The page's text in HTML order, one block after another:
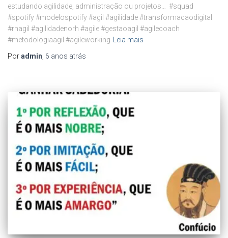
estudando agilidade, administração ou projetos… #squad
#spotify #modelospotify #agil #agilidade #transformacaodigital
#rhagil #agilidadenorh #agile #gestaoagil #agilecoach
#metodologiaagil #agileworking Leia mais
Poradmin, 6 anos atrás